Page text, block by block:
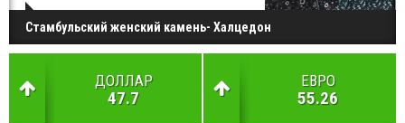
Стамбульский женский камень- Халцедон
ДОЛЛАР
47.7
ЕВРО
55.26